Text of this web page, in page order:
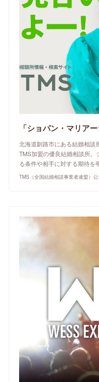
北海道釧路市にある結婚相談
TMS加盟の優良結婚相談所
る条件や相手に対する期待を
TMS（全国結婚相談事業者連盟）公